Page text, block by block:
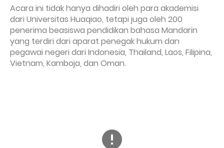
Acara ini tidak hanya dihadiri oleh para akademisi
dari Universitas Huaqiao, tetapi juga oleh 200
penerima beasiswa pendidikan bahasa Mandarin
yang terdiri dari aparat penegak hukum dan
pegawai negeri dari Indonesia, Thailand, Laos, Filipina,
Vietnam, Kamboja, dan Oman.